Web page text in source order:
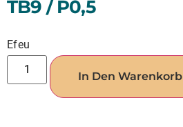
TB9 / P0,5
Efeu
In Den Warenkorb